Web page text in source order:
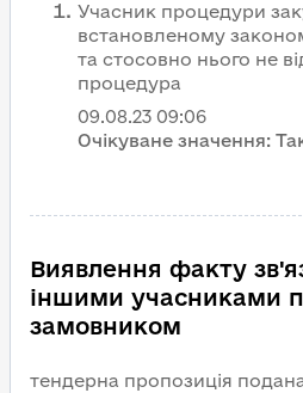
Учасник процедури
встановленому
та стосовно нього не
процедура
09.08.23 09:06
Очікуване значення:
Виявлення факту
іншими учасниками
замовником
тендерна пропозиція